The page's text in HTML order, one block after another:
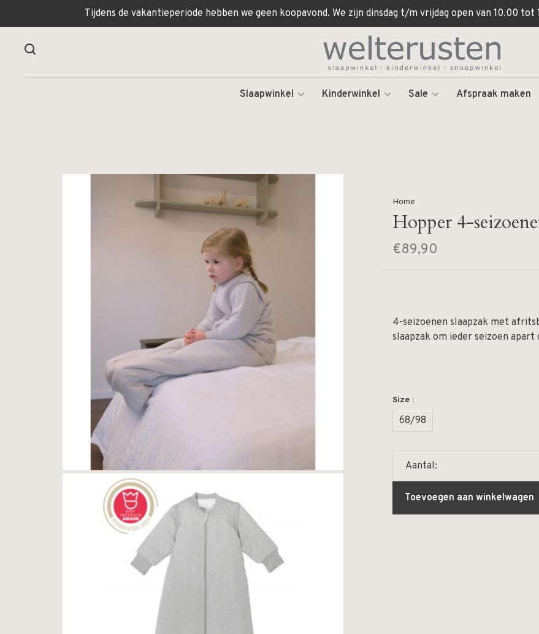
Tijdens de vakantieperiode hebben we geen koopavond. We zijn dinsdag t/m vrijdag open van 10.00
Slaapwinkel Kinderwinkel Sale Afspraak maken
Home
Hopper 4-
€89,90
4-seizoenen slaapzak met
slaapzak om ieder seizoen
Size :
68/98
Aantal:
Toevoegen aan winkelwagen